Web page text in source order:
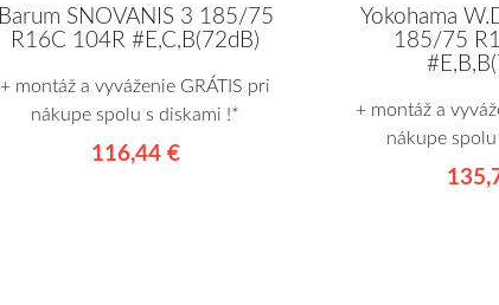
Barum SNOVANIS 3 185/75
R16C 104R #E,C,B(72dB)
+ montáž a vyváženie GRÁTIS pri
nákupe spolu s diskami !*
116,44 €
Yokohama
185/75
+ montáž a
nákupe